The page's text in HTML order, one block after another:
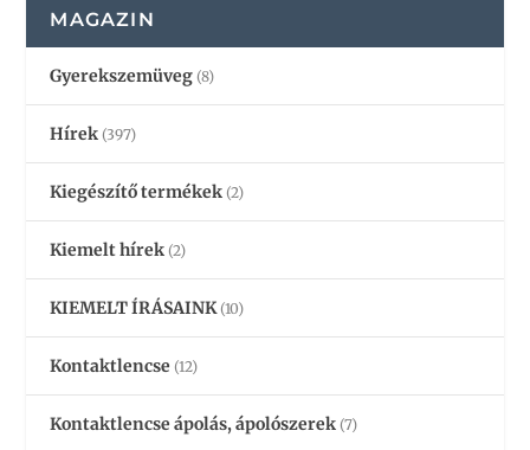
MAGAZIN
Gyerekszemüveg (8)
Hírek (397)
Kiegészítő termékek (2)
Kiemelt hírek (2)
KIEMELT ÍRÁSAINK(10)
Kontaktlencse (12)
Kontaktlencse ápolás, ápolószerek (7)